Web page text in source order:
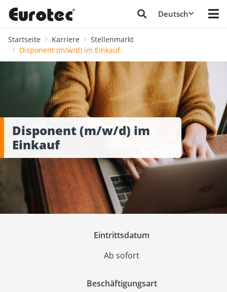
Deutsch
Startseite Karriere
Stellenmarkt
Disponent (m/w/d) im Einkauf
Disponent (m/w/d) im
Einkauf
Eintrittsdatum
Ab sofort
Beschäftigungsart